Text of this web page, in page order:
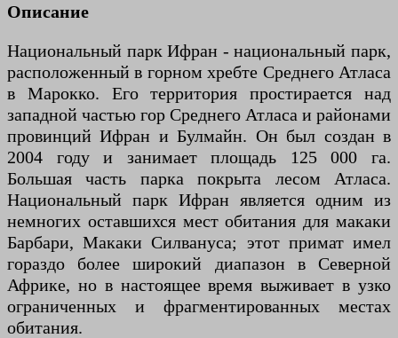
Описание
Национальный парк Ифран - национальный парк,
расположенный в горном хребте Среднего Атласа
в Марокко. Его территория простирается над
западной частью гор Среднего Атласа и районами
провинций Ифран и Булмайн. Он был создан в
2004 году и занимает площадь 125 000 га.
Большая часть парка покрыта лесом Атласа.
Национальный парк Ифран является одним из
немногих оставшихся мест обитания для макаки
Барбари, Макаки Силвануса; этот примат имел
гораздо более широкий диапазон в Северной
Африке, но в настоящее время выживает в узко
ограниченных и фрагментированных местах
обитания.